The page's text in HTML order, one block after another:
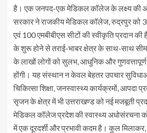
है। एक जनपद-एक मेडिकल कॉलेज के लक्ष्य की
सरकार ने राजकीय मेडिकल कॉलेज, रुद्रपुर को
एवं 100 एमबीबीएस सीटों की स्वीकृति प्रदान
के शुरू होने से तराई-भाबर क्षेत्र के साथ-साथ
के लाखों लोगों को सुलभ, आधुनिक और
होंगी। यह संस्थान न केवल बेहतर उपचार
चिकित्सा शिक्षा, जनस्वास्थ्य कार्यक्रमों, आपदा
सृजन के क्षेत्र में भी उत्तराखण्ड को नई मजबूती
मेडिकल कॉलेज प्रदेश की स्वास्थ्य अधोसंरचना
में एक दूरदर्शी और प्रभावी कदम है। कुल